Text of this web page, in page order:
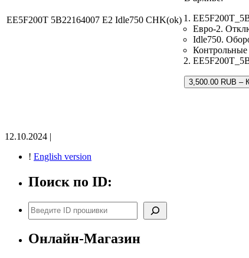
EE5F200T 5B22164007 E2 Idle750 CHK(ok)
Евро-2.
Idle750.
3,500.00 RUB –
12.10.2024 |
! English version
Поиск по ID:
Поиск
Онлайн-Магазин